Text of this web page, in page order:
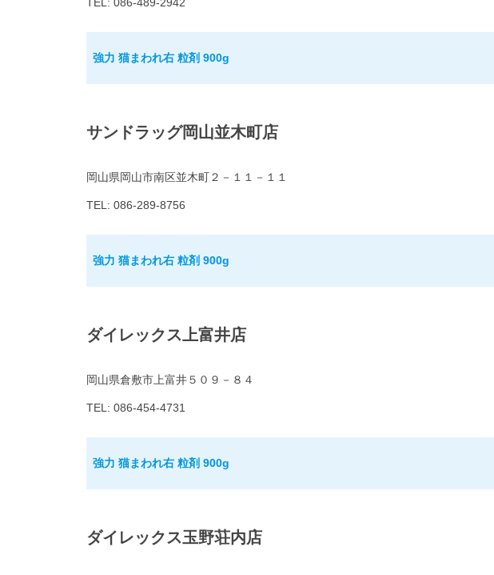
強力 猫まわれ右 粒剤 900g
サンドラッグ岡山並木町店
岡山県岡山市南区並木町２－１１－１１
TEL: 086-289-8756
強力 猫まわれ右 粒剤 900g
ダイレックス上富井店
岡山県倉敷市上富井５０９－８４
TEL: 086-454-4731
強力 猫まわれ右 粒剤 900g
ダイレックス玉野荘内店